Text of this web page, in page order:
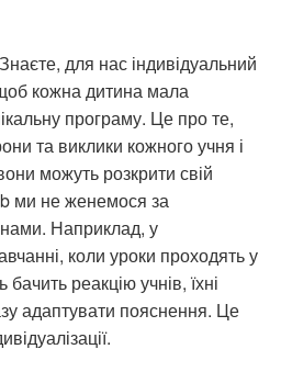
для нас індивідуальний
кожна дитина мала
програму. Це про те,
та виклики кожного учня і
можуть розкрити свій
ми не женемося за
Наприклад, у
коли уроки проходять у
реакцію учнів, їхні
адаптувати пояснення. Це